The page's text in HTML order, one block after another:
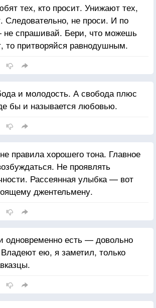
тех, кто просит. Унижают тех,
Следовательно, не проси. И по
спрашивай. Бери, что можешь
то притворяйся равнодушным.
и молодость. А свобода плюс
бы и называется любовью.
правила хорошего тона. Главное
Не проявлять
Рассеянная улыбка — вот
джентельмену.
одновременно есть — довольно
ею, я заметил, только